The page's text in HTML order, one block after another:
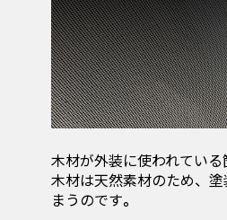
木材が外装に使われてい
木材は天然素材のため、
まうのです。